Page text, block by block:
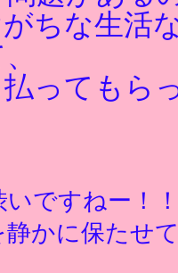
ちな生活
ってもら
いですねー！
静かに保たせ